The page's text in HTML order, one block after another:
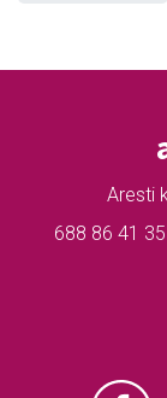
Aresti
688 86 41